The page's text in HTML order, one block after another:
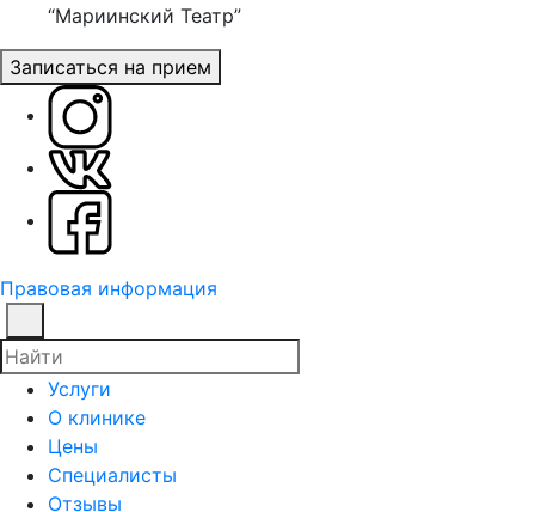
“Мариинский Театр”
Записаться на прием
Правовая информация
Услуги
О клинике
Цены
Специалисты
Отзывы